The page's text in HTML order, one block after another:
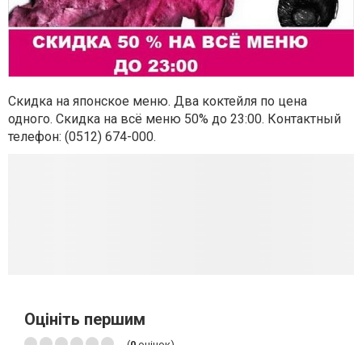
Скидка на японское меню. Два коктейля по цена
одного. Скидка на всё меню 50% до 23:00. Контактный
телефон: (0512) 674-000.
Оцініть першим